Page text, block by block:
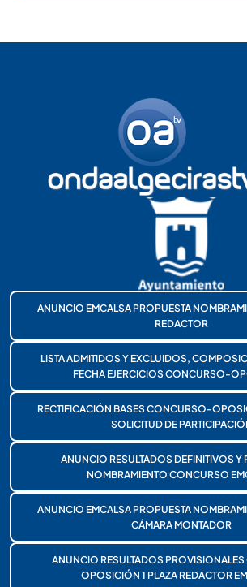
ANUNCIO EMCALSA PROPUESTA
REDACTOR
LISTA ADMITIDOS Y EXCLUIDOS,
FECHA EJERCICIOS CONCURSO-
RECTIFICACIÓN BASES CONCURSO-
SOLICITUD DE
ANUNCIO RESULTADOS DEFINITIVOS Y
NOMBRAMIENTO CONCURSO
ANUNCIO EMCALSA PROPUESTA
CÁMARA MONTADOR
ANUNCIO RESULTADOS
OPOSICIÓN 1 PLAZA REDACTOR